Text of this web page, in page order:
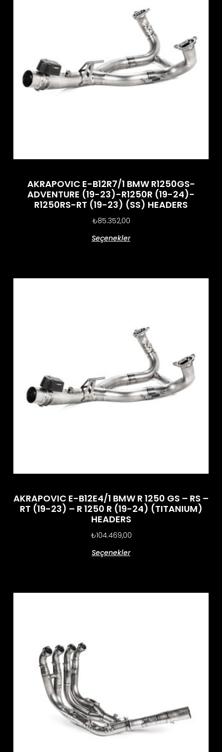
AKRAPOVIC E-B12R7/1 BMW R1250GS-
ADVENTURE (19-23)-R1250R (19-24)-
R1250RS-RT (19-23) (SS) HEADERS
₺85.352,00
Seçenekler
AKRAPOVIC E-B12E4/1 BMW R 1250 GS – RS –
RT (19-23) – R 1250 R (19-24) (TITANIUM)
HEADERS
₺104.469,00
Seçenekler